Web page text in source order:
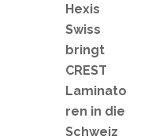
Hexis
Swiss
bringt
CREST
Laminato
ren in die
Schweiz